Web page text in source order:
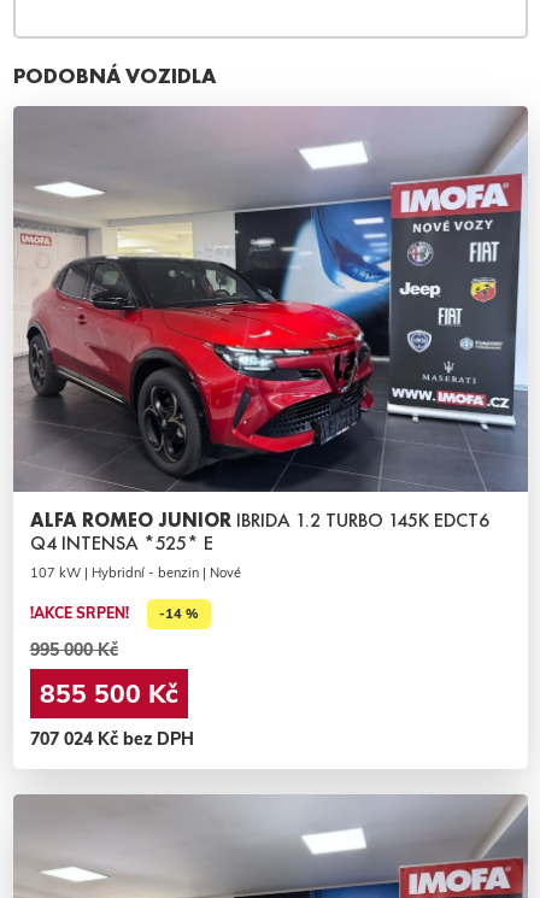
PODOBNÁ VOZIDLA
ALFA ROMEO JUNIOR IBRIDA 1.2 TURBO 145K EDCT6
Q4 INTENSA *525* E
107 kW | Hybridní - benzin | Nové
!AKCE SRPEN! -14 %
995 000 Kč
855 500 Kč
707 024 Kč bez DPH